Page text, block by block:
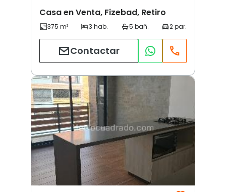
Casa en Venta, Fizebad, Retiro
Contactar